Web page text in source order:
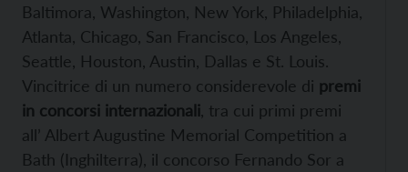
Baltimora, Washington, New York, Philadelphia,
Atlanta, Chicago, San Francisco, Los Angeles,
Seattle, Houston, Austin, Dallas e St. Louis.
Vincitrice di un numero considerevole di premi
in concorsi internazionali , tra cui primi premi
all’ Albert Augustine Memorial Competition a
Bath (Inghilterra), il concorso Fernando Sor a